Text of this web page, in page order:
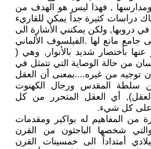
ومدارسها , فهذا ليس هو الهدف من
دراسات كثيرة جداً يمكن للقاريء
في دروبها, ولكن يمكنني الأشارة الى
مانع لها .الفيلسوف الألماني
بأختصار شديد بالأنوار, وهي (
من حالة الوصاية التي تتمثل في
توجيه من غيره....بمعنى أن العقل
سلطة المقدس ورجال الكهنوت
أي العقل المتحرر من كل
على كل شيء.
من المفاهيم له بواكير ومقدمات
شخصها الباحثون من القرن
أمتداداً الى خمسينات القرن